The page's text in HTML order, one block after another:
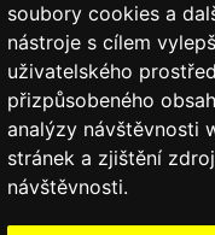
soubory cookies a
nástroje s cílem
uživatelského
přizpůsobeného
analýzy návštěvnosti
stránek a zjištění
návštěvnosti.